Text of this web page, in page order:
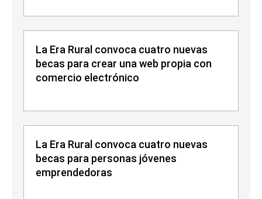
La Era Rural convoca cuatro nuevas
becas para crear una web propia con
comercio electrónico
La Era Rural convoca cuatro nuevas
becas para personas jóvenes
emprendedoras